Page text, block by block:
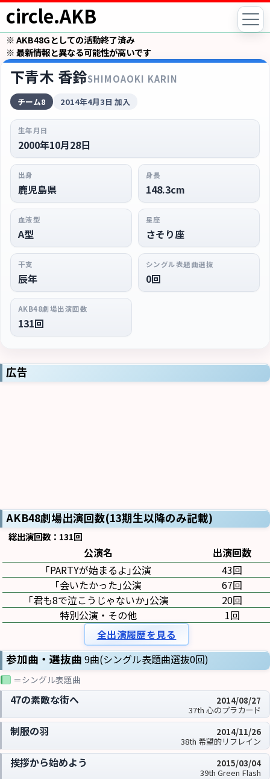
circle.AKB
※ AKB48Gとしての活動終了済み
※ 最新情報と異なる可能性が高いです
下青木 香鈴SHIMOAOKI KARIN
チーム8 2014年4月3日 加入
生年月日
2000年10月28日
出身
鹿児島県
身長
148.3cm
血液型
A型
星座
さそり座
干支
辰年
シングル表題曲選抜
0回
AKB48劇場出演回数
131回
広告
AKB48劇場出演回数(13期生以降のみ記載)
総出演回数：131回
公演名
出演回数
｢PARTYが始まるよ｣公演
43回
｢会いたかった｣公演
67回
｢君も8で泣こうじゃないか｣公演
20回
特別公演・その他
1回
全出演履歴を見る
参加曲・選抜曲 9曲(シングル表題曲選抜0回)
＝シングル表題曲
47の素敵な街へ
2014/08/27
37th 心のプラカード
制服の羽
2014/11/26
38th 希望的リフレイン
挨拶から始めよう
2015/03/04
39th Green Flash